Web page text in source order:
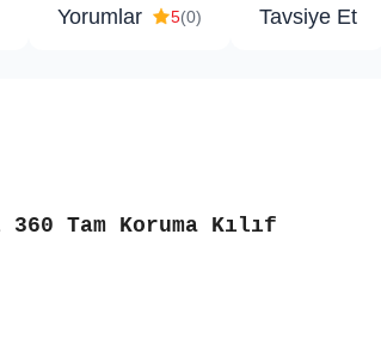
Yorumlar 5(0) Tavsiye Et
Tam Koruma Kılıf